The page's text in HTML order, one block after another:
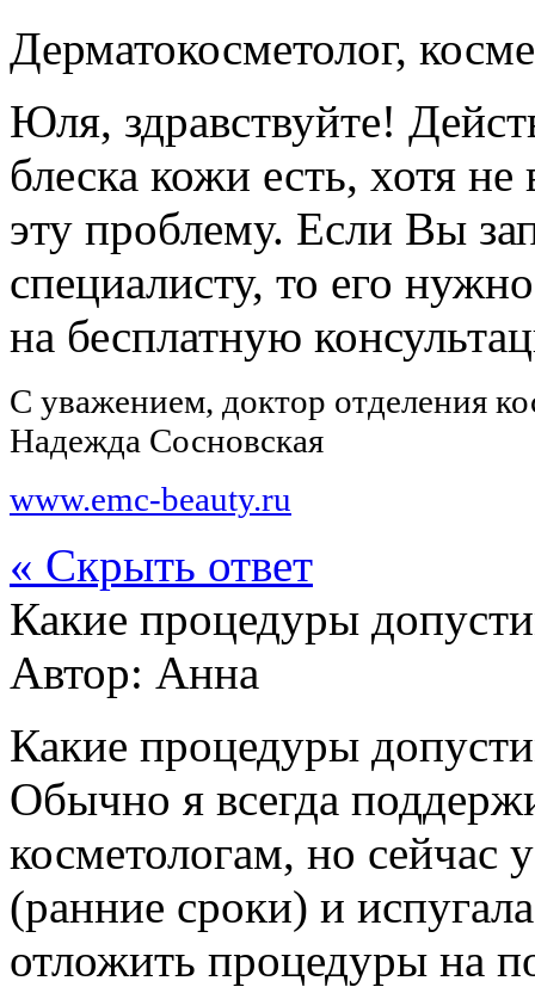
Дерматокосметолог,
Юля, здравствуйте!
блеска кожи есть, хотя
эту проблему. Если Вы
специалисту, то его
на бесплатную
С уважением, доктор отделения
Надежда Сосновская
www.emc-beauty.ru
« Скрыть ответ
Какие процедуры
Автор: Анна
Какие процедуры
Обычно я всегда
косметологам, но сейчас
(ранние сроки) и
отложить процедуры на